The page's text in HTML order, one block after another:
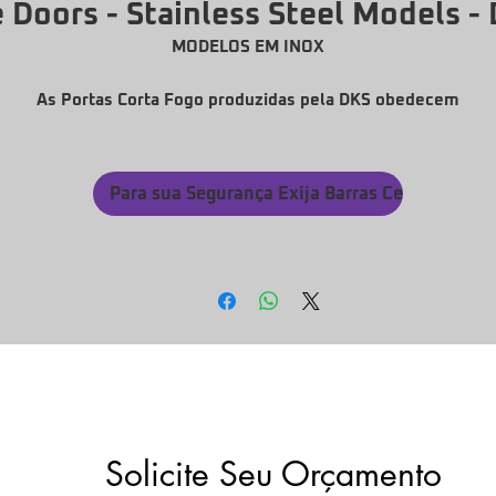
Doors - Stainless Steel Models -
MODELOS EM INOX
As Portas Corta Fogo produzidas pela DKS obedecem
garantindo ao cliente e usuários a segurança total em
de fugas para emergências. Produzimos as portas em 4 medidas
das medidas constante na norma (NBR 11742). As
Para sua Segurança Exija Barras Certificadas
Solicite Seu Orçamento